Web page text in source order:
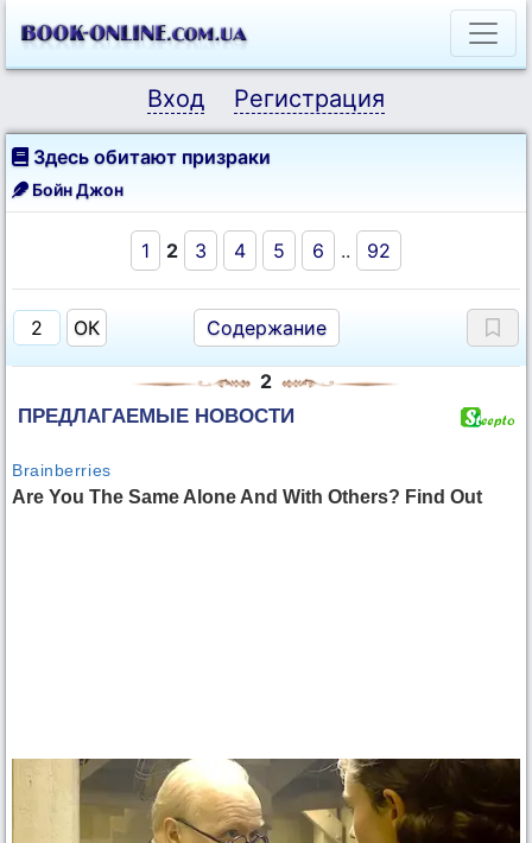
Вход Регистрация
Здесь обитают призраки
Бойн Джон
1 2 3 4 5 6 .. 92
Содержание
2